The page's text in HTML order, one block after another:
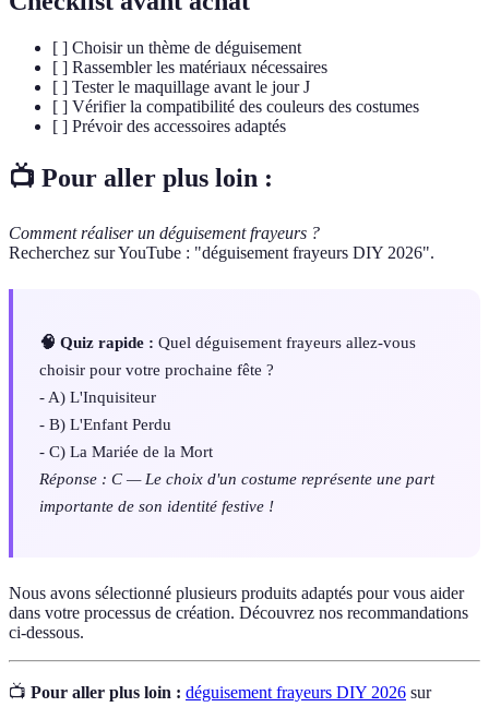
[ ] Choisir un thème de déguisement
[ ] Rassembler les matériaux nécessaires
[ ] Tester le maquillage avant le jour J
[ ] Vérifier la compatibilité des couleurs des costumes
[ ] Prévoir des accessoires adaptés
📺 Pour aller plus loin :
Comment réaliser un déguisement frayeurs ?
Recherchez sur YouTube : "déguisement frayeurs DIY 2026".
🧠 Quiz rapide : Quel déguisement frayeurs allez-vous
choisir pour votre prochaine fête ?
- A) L'Inquisiteur
- B) L'Enfant Perdu
- C) La Mariée de la Mort
Réponse : C — Le choix d'un costume représente une part
importante de son identité festive !
Nous avons sélectionné plusieurs produits adaptés pour vous aider
dans votre processus de création. Découvrez nos recommandations
ci-dessous.
📺 Pour aller plus loin : déguisement frayeurs DIY 2026 sur